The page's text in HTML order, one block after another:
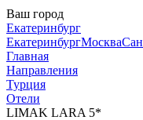
Ваш город
Екатеринбург
ЕкатеринбургМосква
Главная
Направления
Турция
Отели
LIMAK LARA 5*